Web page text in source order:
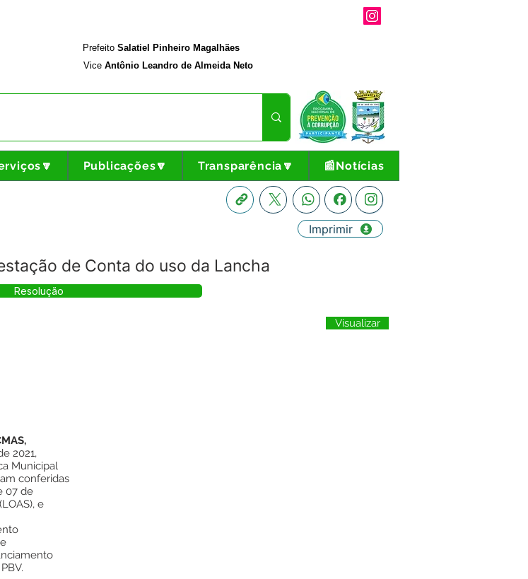
Prefeito Salatiel Pinheiro Magalhães
Vice Antônio Leandro de Almeida Neto
Publicações🔽 Transparência🔽 📰Notícias
de Conta do uso da Lancha
Imprimir
Resolução
Visualizar
2021,
Municipal
conferidas
07 de
e